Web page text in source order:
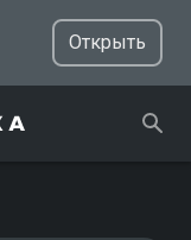
Открыть